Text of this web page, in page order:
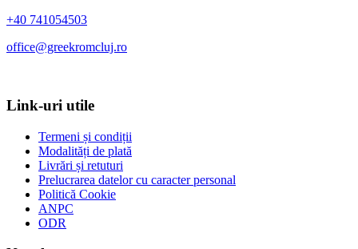
+40 741054503
office@greekromcluj.ro
Link-uri utile
Termeni și condiții
Modalități de plată
Livrări și retuturi
Prelucrarea datelor cu caracter personal
Politică Cookie
ANPC
ODR